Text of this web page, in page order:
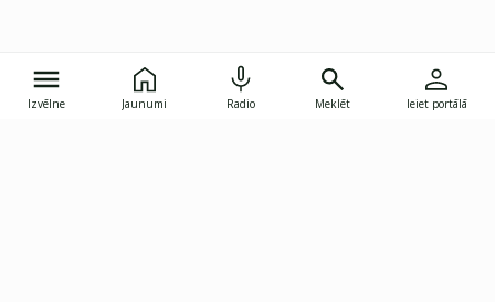
Izvēlne Jaunumi Radio Meklēt Ieiet portālā